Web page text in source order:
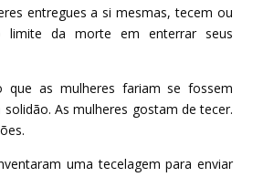
entregues a si mesmas, tecem ou
limite da morte em enterrar seus
que as mulheres fariam se fossem
solidão. As mulheres gostam de tecer.
uma tecelagem para enviar